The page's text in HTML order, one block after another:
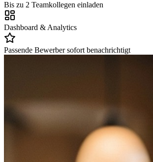
Bis zu 2 Teamkollegen einladen
Dashboard & Analytics
Passende Bewerber sofort benachrichtigt